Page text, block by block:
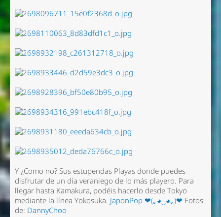
Y ¿Como no? Sus estupendas Playas donde puedes
disfrutar de un día veraniego de lo más playero. Para
llegar hasta Kamakura, podéis hacerlo desde Tokyo
mediante la línea Yokosuka. JaponPop ❤(｡◕‿◕｡)❤ Fotos
de: DannyChoo